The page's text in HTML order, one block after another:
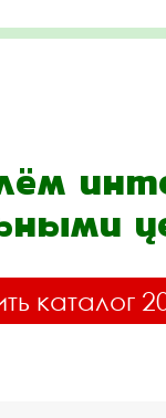
каталог